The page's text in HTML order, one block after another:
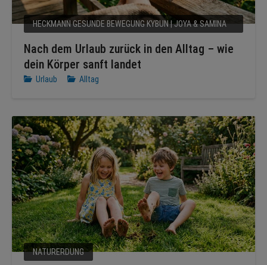
HECKMANN GESUNDE BEWEGUNG KYBUN | JOYA & SAMINA
Nach dem Urlaub zurück in den Alltag – wie
dein Körper sanft landet
Urlaub Alltag
NATURERDUNG